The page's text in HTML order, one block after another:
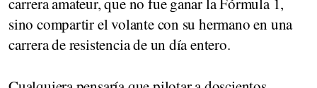
sino compartir el volante con su hermano en una
carrera de resistencia de un día entero.